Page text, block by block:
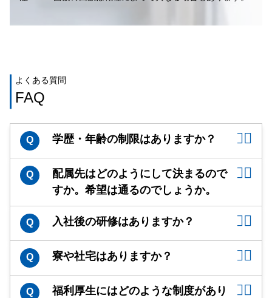
よくある質問
FAQ
Q 学歴・年齢の制限はありますか？
Q
配属先はどのようにして決まるので
すか。希望は通るのでしょうか。
Q 入社後の研修はありますか？
Q 寮や社宅はありますか？
Q
福利厚生にはどのような制度があり